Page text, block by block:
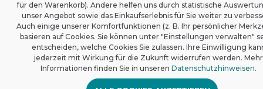
für den Warenkorb). Andere helfen uns durch statistische
unser Angebot sowie das Einkaufserlebnis für Sie weiter zu
Auch einige unserer Komfortfunktionen (z. B. Ihr persönlicher
basieren auf Cookies. Sie können unter "Einstellungen verwalten"
entscheiden, welche Cookies Sie zulassen. Ihre Einwilligung
jederzeit mit Wirkung für die Zukunft widerrufen werden. Mehr
Informationen finden Sie in unseren Datenschutzhinweisen.